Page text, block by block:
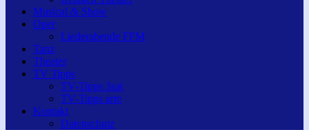
Musical & Show
Oper
Liederabende FFM
Tanz
Theater
TV Tipps
TV-Tipps 3sat
TV-Tipps arte
Kontakt
Datenschutz